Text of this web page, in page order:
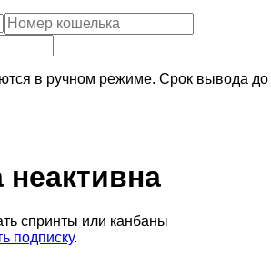
в ручном режиме. Срок вывода до
спринты или канбаны
подписку.